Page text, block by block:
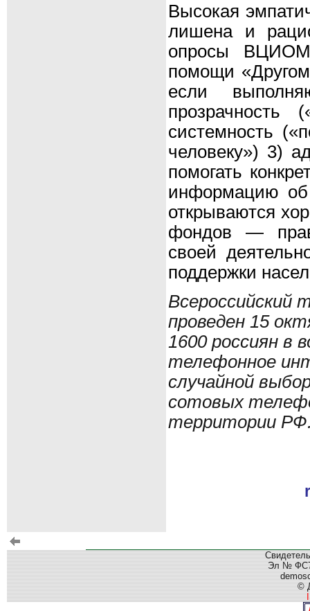
Высокая
лишена и
опросы ВЦИОМ
помощи
если
системность
человеку») 3)
помогать
информацию об
открываются
фондов —
своей
поддержки
проведен 15
1600 россиян
телефонное
случайной
сотовых
территории
Эл №
©